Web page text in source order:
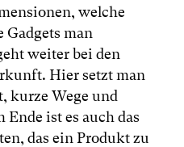
welche
man
weiter bei den
Hier setzt man
kurze Wege und
ist es auch das
das ein Produkt zu